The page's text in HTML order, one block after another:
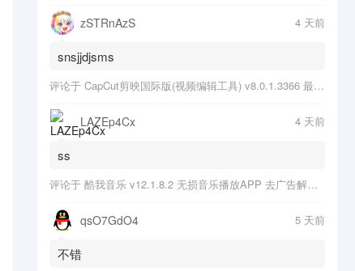
zSTRnAzS 4 天前
snsjjdjsms
评论于 CapCut剪映国际版(视频编辑工具) v8.0.1.3366 最新版
LAZEp4Cx 4 天前
ss
评论于 酷我音乐 v12.1.8.2 无损音乐播放APP 去广告解锁会员版
qsO7GdO4 5 天前
不错